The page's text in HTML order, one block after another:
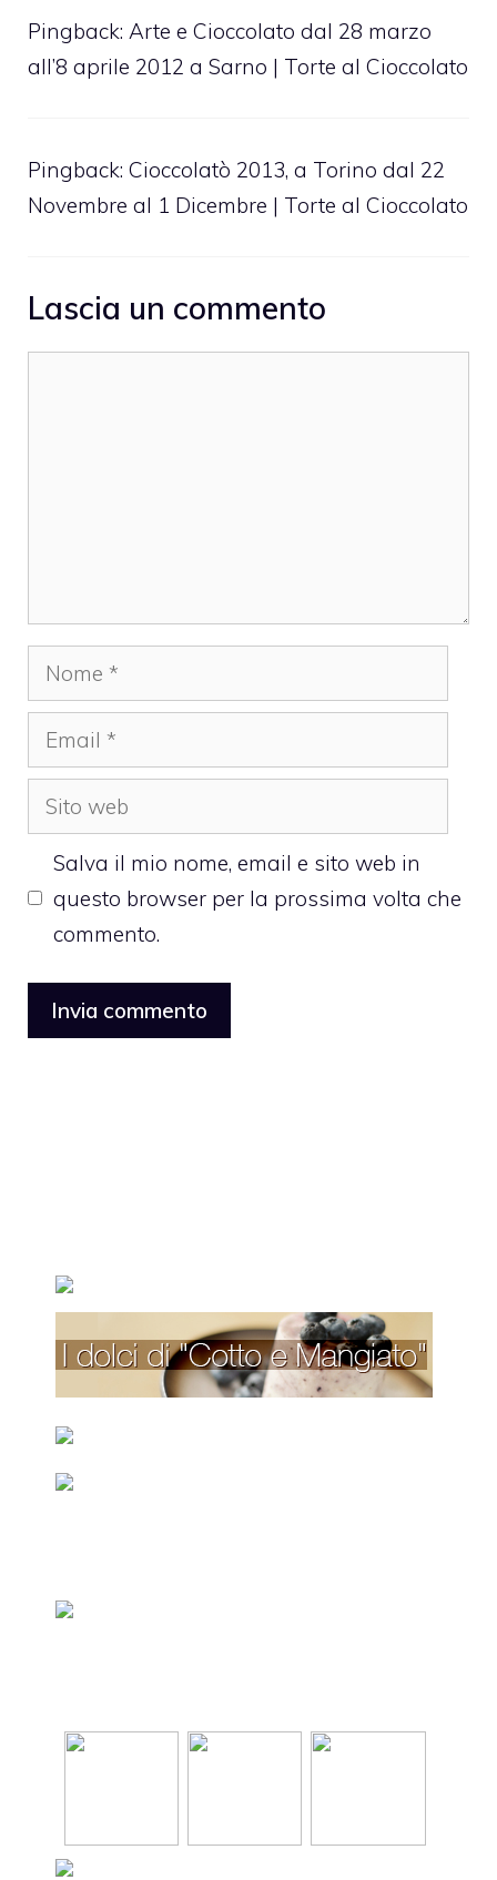
Pingback: Arte e Cioccolato dal 28 marzo
all’8 aprile 2012 a Sarno | Torte al Cioccolato
Pingback: Cioccolatò 2013, a Torino dal 22
Novembre al 1 Dicembre | Torte al Cioccolato
Lascia un commento
Nome
Email
Sito
web
Salva il mio nome, email e sito web in
questo browser per la prossima volta che
commento.